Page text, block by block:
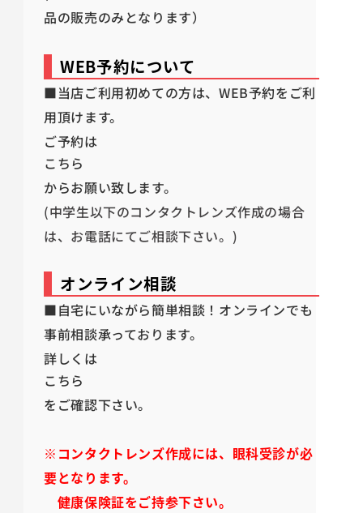
品の販売のみとなります）
WEB予約について
■当店ご利用初めての方は、WEB予約をご利
用頂けます。
ご予約は
こちら
からお願い致します。
(中学生以下のコンタクトレンズ作成の場合
は、お電話にてご相談下さい。)
オンライン相談
■自宅にいながら簡単相談！オンラインでも
事前相談承っております。
詳しくは
こちら
をご確認下さい。
※コンタクトレンズ作成には、眼科受診が必
要となります。
健康保険証をご持参下さい。